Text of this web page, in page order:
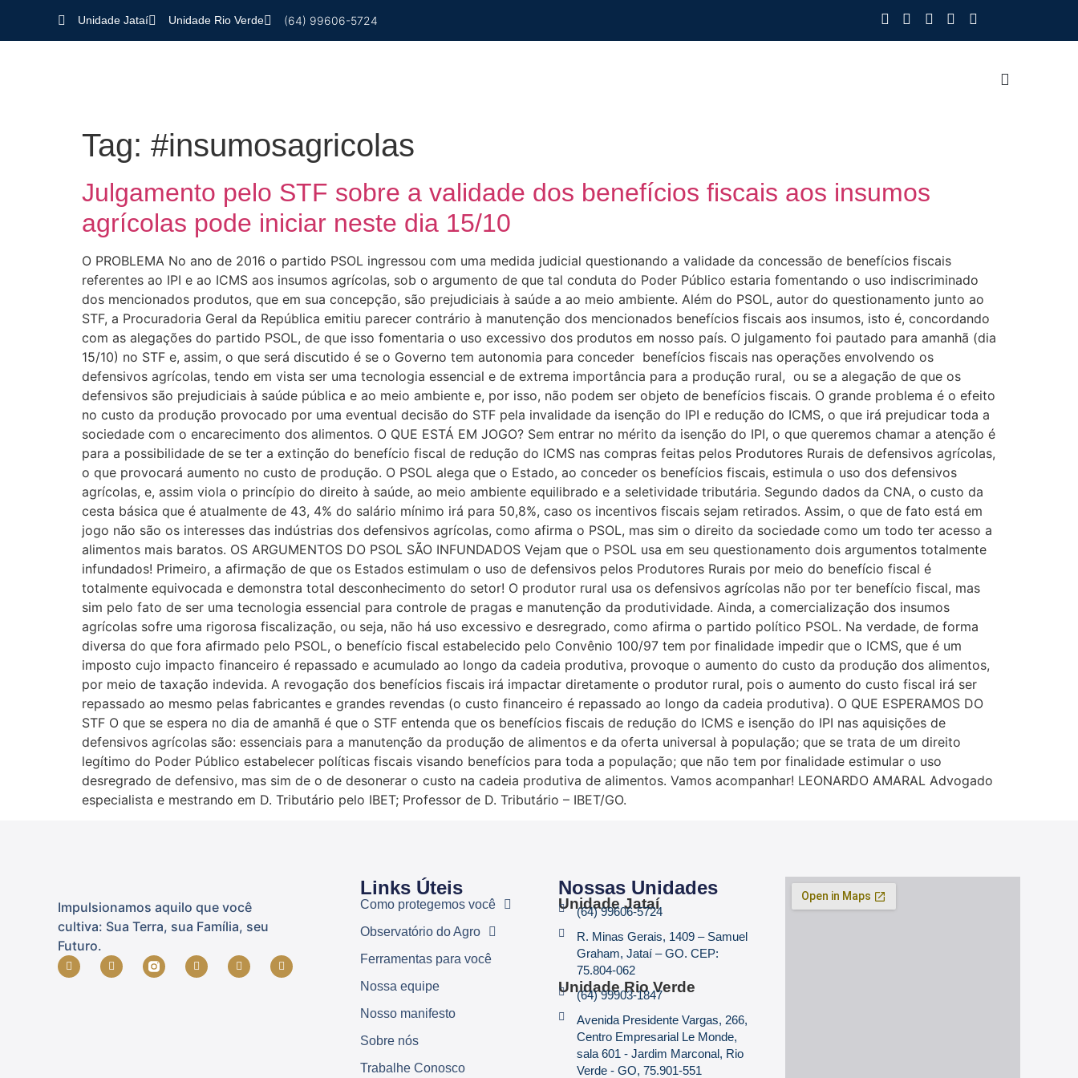
Unidade Jataí Unidade Rio Verde (64) 99606-5724
Tag: #insumosagricolas
Julgamento pelo STF sobre a validade dos benefícios fiscais aos insumos
agrícolas pode iniciar neste dia 15/10
O PROBLEMA No ano de 2016 o partido PSOL ingressou com uma medida judicial questionando a validade da concessão de benefícios fiscais
referentes ao IPI e ao ICMS aos insumos agrícolas, sob o argumento de que tal conduta do Poder Público estaria fomentando o uso indiscriminado
dos mencionados produtos, que em sua concepção, são prejudiciais à saúde a ao meio ambiente. Além do PSOL, autor do questionamento junto ao
STF, a Procuradoria Geral da República emitiu parecer contrário à manutenção dos mencionados benefícios fiscais aos insumos, isto é, concordando
com as alegações do partido PSOL, de que isso fomentaria o uso excessivo dos produtos em nosso país. O julgamento foi pautado para amanhã (dia
15/10) no STF e, assim, o que será discutido é se o Governo tem autonomia para conceder benefícios fiscais nas operações envolvendo os
defensivos agrícolas, tendo em vista ser uma tecnologia essencial e de extrema importância para a produção rural, ou se a alegação de que os
defensivos são prejudiciais à saúde pública e ao meio ambiente e, por isso, não podem ser objeto de benefícios fiscais. O grande problema é o efeito
no custo da produção provocado por uma eventual decisão do STF pela invalidade da isenção do IPI e redução do ICMS, o que irá prejudicar toda a
sociedade com o encarecimento dos alimentos. O QUE ESTÁ EM JOGO? Sem entrar no mérito da isenção do IPI, o que queremos chamar a atenção é
para a possibilidade de se ter a extinção do benefício fiscal de redução do ICMS nas compras feitas pelos Produtores Rurais de defensivos agrícolas,
o que provocará aumento no custo de produção. O PSOL alega que o Estado, ao conceder os benefícios fiscais, estimula o uso dos defensivos
agrícolas, e, assim viola o princípio do direito à saúde, ao meio ambiente equilibrado e a seletividade tributária. Segundo dados da CNA, o custo da
cesta básica que é atualmente de 43, 4% do salário mínimo irá para 50,8%, caso os incentivos fiscais sejam retirados. Assim, o que de fato está em
jogo não são os interesses das indústrias dos defensivos agrícolas, como afirma o PSOL, mas sim o direito da sociedade como um todo ter acesso a
alimentos mais baratos. OS ARGUMENTOS DO PSOL SÃO INFUNDADOS Vejam que o PSOL usa em seu questionamento dois argumentos totalmente
infundados! Primeiro, a afirmação de que os Estados estimulam o uso de defensivos pelos Produtores Rurais por meio do benefício fiscal é
totalmente equivocada e demonstra total desconhecimento do setor! O produtor rural usa os defensivos agrícolas não por ter benefício fiscal, mas
sim pelo fato de ser uma tecnologia essencial para controle de pragas e manutenção da produtividade. Ainda, a comercialização dos insumos
agrícolas sofre uma rigorosa fiscalização, ou seja, não há uso excessivo e desregrado, como afirma o partido político PSOL. Na verdade, de forma
diversa do que fora afirmado pelo PSOL, o benefício fiscal estabelecido pelo Convênio 100/97 tem por finalidade impedir que o ICMS, que é um
imposto cujo impacto financeiro é repassado e acumulado ao longo da cadeia produtiva, provoque o aumento do custo da produção dos alimentos,
por meio de taxação indevida. A revogação dos benefícios fiscais irá impactar diretamente o produtor rural, pois o aumento do custo fiscal irá ser
repassado ao mesmo pelas fabricantes e grandes revendas (o custo financeiro é repassado ao longo da cadeia produtiva). O QUE ESPERAMOS DO
STF O que se espera no dia de amanhã é que o STF entenda que os benefícios fiscais de redução do ICMS e isenção do IPI nas aquisições de
defensivos agrícolas são: essenciais para a manutenção da produção de alimentos e da oferta universal à população; que se trata de um direito
legítimo do Poder Público estabelecer políticas fiscais visando benefícios para toda a população; que não tem por finalidade estimular o uso
desregrado de defensivo, mas sim de o de desonerar o custo na cadeia produtiva de alimentos. Vamos acompanhar! LEONARDO AMARAL Advogado
especialista e mestrando em D. Tributário pelo IBET; Professor de D. Tributário – IBET/GO.
Impulsionamos aquilo que você
cultiva: Sua Terra, sua Família, seu
Futuro.
Links Úteis
Como protegemos você
Observatório do Agro
Ferramentas para você
Nossa equipe
Nosso manifesto
Sobre nós
Trabalhe Conosco
Nossas Unidades
Unidade Jataí
(64) 99606-5724
R. Minas Gerais, 1409 – Samuel
Graham, Jataí – GO. CEP:
75.804-062
Unidade Rio Verde
(64) 99903-1847
Avenida Presidente Vargas, 266,
Centro Empresarial Le Monde,
sala 601 - Jardim Marconal, Rio
Verde - GO, 75.901-551